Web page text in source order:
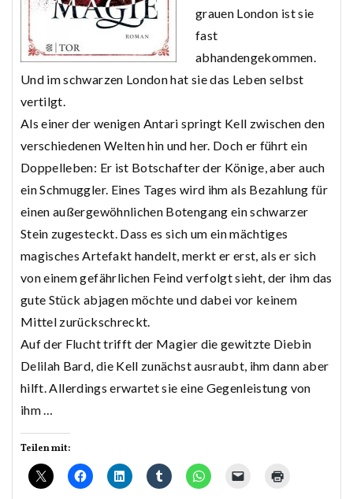
grauen London ist sie
fast
abhandengekommen.
Und im schwarzen London hat sie das Leben selbst
vertilgt.
Als einer der wenigen Antari springt Kell zwischen den
verschiedenen Welten hin und her. Doch er führt ein
Doppelleben: Er ist Botschafter der Könige, aber auch
ein Schmuggler. Eines Tages wird ihm als Bezahlung für
einen außergewöhnlichen Botengang ein schwarzer
Stein zugesteckt. Dass es sich um ein mächtiges
magisches Artefakt handelt, merkt er erst, als er sich
von einem gefährlichen Feind verfolgt sieht, der ihm das
gute Stück abjagen möchte und dabei vor keinem
Mittel zurückschreckt.
Auf der Flucht trifft der Magier die gewitzte Diebin
Delilah Bard, die Kell zunächst ausraubt, ihm dann aber
hilft. Allerdings erwartet sie eine Gegenleistung von
ihm …
Teilen mit: